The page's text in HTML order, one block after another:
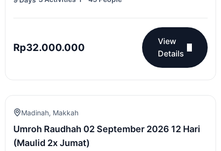
Rp32.000.000
View
Details
Madinah, Makkah
Umroh Raudhah 02 September 2026 12 Hari
(Maulid 2x Jumat)